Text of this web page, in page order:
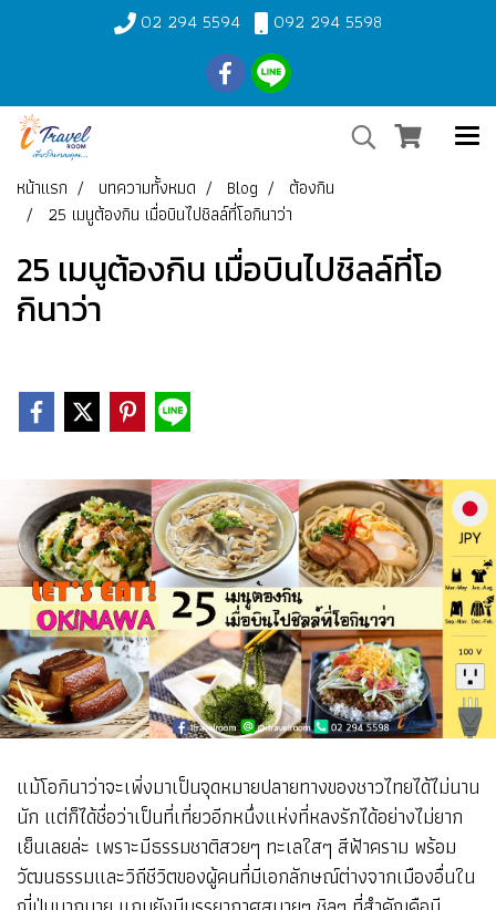
02 294 5594 092 294 5598
หน้าแรก บทความทั้งหมด Blog
ต้องกิน
25 เมนูต้องกิน เมื่อบินไปชิลล์ที่โอกินาว่า
25 เมนูต้องกิน เมื่อบินไปชิลล์ที่โอ
กินาว่า
แม้โอกินาว่าจะเพิ่งมาเป็นจุดหมายปลายทางของชาวไทยได้ไม่นาน
นัก แต่ก็ได้ชื่อว่าเป็นที่เที่ยวอีกหนึ่งแห่งที่หลงรักได้อย่างไม่ยาก
เย็นเลยล่ะ เพราะมีธรรมชาติสวยๆ ทะเลใสๆ สีฟ้าคราม พร้อม
วัฒนธรรมและวิถีชีวิตของผู้คนที่มีเอกลักษณ์ต่างจากเมืองอื่นใน